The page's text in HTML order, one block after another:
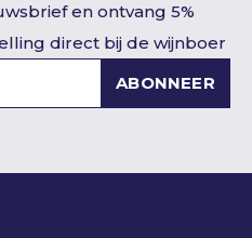
en ontvang 5%
direct bij de wijnboer
ABONNEER